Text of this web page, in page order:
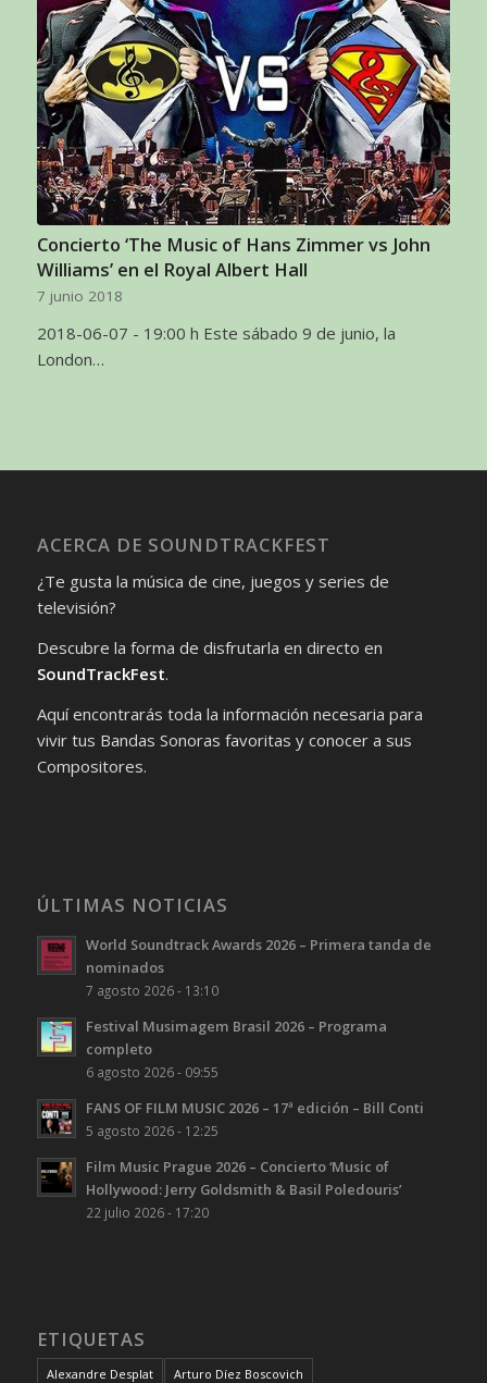
Concierto ‘The Music of Hans Zimmer vs John
Williams’ en el Royal Albert Hall
7 junio 2018
2018-06-07 - 19:00 h Este sábado 9 de junio, la
London…
ACERCA DE SOUNDTRACKFEST
¿Te gusta la música de cine, juegos y series de
televisión?
Descubre la forma de disfrutarla en directo en
SoundTrackFest.
Aquí encontrarás toda la información necesaria para
vivir tus Bandas Sonoras favoritas y conocer a sus
Compositores.
ÚLTIMAS NOTICIAS
World Soundtrack Awards 2026 – Primera tanda de
nominados
7 agosto 2026 - 13:10
Festival Musimagem Brasil 2026 – Programa
completo
6 agosto 2026 - 09:55
FANS OF FILM MUSIC 2026 – 17ª edición – Bill Conti
5 agosto 2026 - 12:25
Film Music Prague 2026 – Concierto ‘Music of
Hollywood: Jerry Goldsmith & Basil Poledouris’
22 julio 2026 - 17:20
ETIQUETAS
Alexandre Desplat Arturo Díez Boscovich